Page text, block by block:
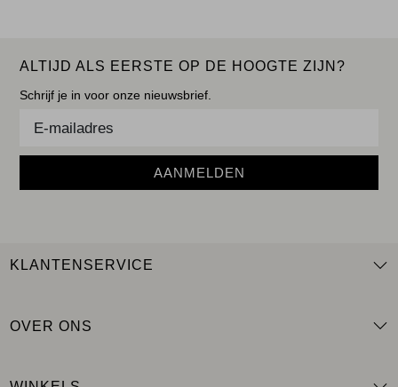
ALTIJD ALS EERSTE OP DE HOOGTE ZIJN?
Schrijf je in voor onze nieuwsbrief.
AANMELDEN
KLANTENSERVICE
OVER ONS